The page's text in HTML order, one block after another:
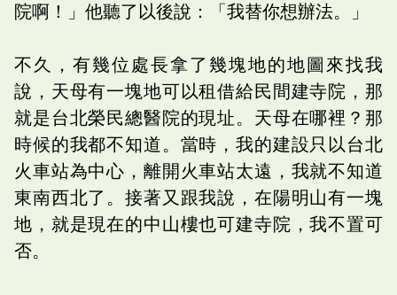
院啊！」他聽了以後說：「我替你想辦法。」
不久，有幾位處長拿了幾塊地的地圖來找我
說，天母有一塊地可以租借給民間建寺院，那
就是台北榮民總醫院的現址。天母在哪裡？那
時候的我都不知道。當時，我的建設只以台北
火車站為中心，離開火車站太遠，我就不知道
東南西北了。接著又跟我說，在陽明山有一塊
地，就是現在的中山樓也可建寺院，我不置可
否。